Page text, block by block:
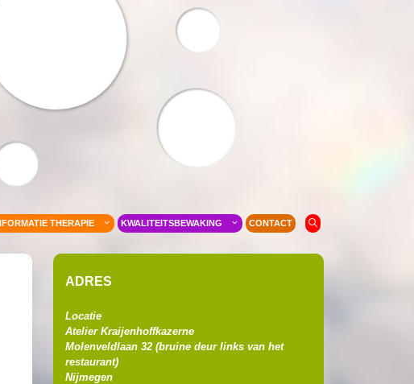
THERAPIE KWALITEITSBEWAKING CONTACT
ADRES
Locatie
Atelier Kraijenhoffkazerne
Molenveldlaan 32 (bruine deur links van het
restaurant)
Nijmegen